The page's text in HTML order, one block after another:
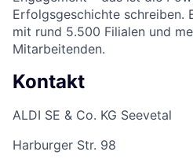
Erfolgsgeschichte schreiben.
mit rund 5.500 Filialen und
Mitarbeitenden.
Kontakt
ALDI SE & Co. KG Seevetal
Harburger Str. 98